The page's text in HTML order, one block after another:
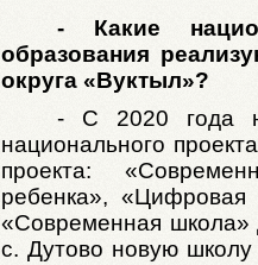
- Какие
образования
округа «Вуктыл»?
- С 2020 года
национального
проекта:
ребенка», «Цифровая
«Современная школа»
с. Дутово новую